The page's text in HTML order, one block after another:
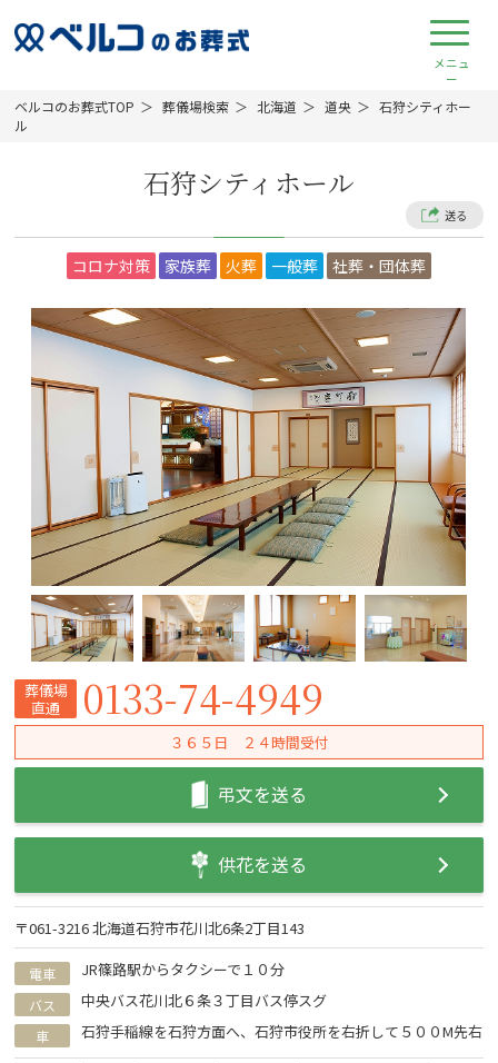
ベルコのお葬式TOP 葬儀場検索 北海道 道央
石狩シティホー
ル
石狩シティホール
送る
コロナ対策 家族葬 火葬 一般葬 社葬・団体葬
葬儀場
直通
0133-74-4949
３６５日 ２４時間受付
弔文を送る
供花を送る
〒061-3216 北海道石狩市花川北6条2丁目143
電車 JR篠路駅からタクシーで１０分
バス 中央バス花川北６条３丁目バス停スグ
車 石狩手稲線を石狩方面へ、石狩市役所を右折して５００M先右